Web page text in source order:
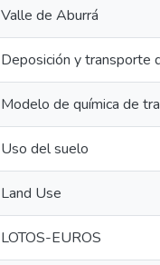
Valle de Aburrá
Deposición y transporte
Modelo de química de
Uso del suelo
Land Use
LOTOS-EUROS